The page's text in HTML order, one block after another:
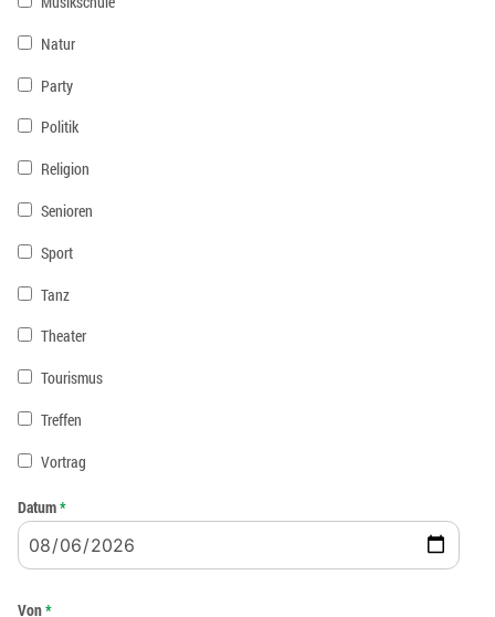
Natur
Party
Politik
Religion
Senioren
Sport
Tanz
Theater
Tourismus
Treffen
Vortrag
Datum*
Von*